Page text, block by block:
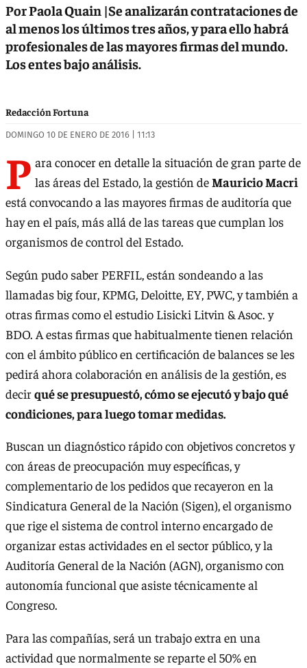
Por Paola Quain |Se analizarán contrataciones de
al menos los últimos tres años, y para ello habrá
profesionales de las mayores firmas del mundo.
Los entes bajo análisis.
Redacción Fortuna
DOMINGO 10 DE ENERO DE 2016 | 11:13
P ara conocer en detalle la situación de gran parte de
las áreas del Estado, la gestión deMauricio Macri
está convocando a las mayores firmas de auditoría que
hay en el país, más allá de las tareas que cumplan los
organismos de control del Estado.
Según pudo saber PERFIL, están sondeando a las
llamadas big four, KPMG, Deloitte, EY, PWC, y también a
otras firmas como el estudio Lisicki Litvin & Asoc. y
BDO. A estas firmas que habitualmente tienen relación
con el ámbito público en certificación de balances se les
pedirá ahora colaboración en análisis de la gestión, es
decirqué se presupuestó, cómo se ejecutó y bajo qué
condiciones, para luego tomar medidas.
Buscan un diagnóstico rápido con objetivos concretos y
con áreas de preocupación muy específicas, y
complementario de los pedidos que recayeron en la
Sindicatura General de la Nación (Sigen), el organismo
que rige el sistema de control interno encargado de
organizar estas actividades en el sector público, y la
Auditoría General de la Nación (AGN), organismo con
autonomía funcional que asiste técnicamente al
Congreso.
Para las compañías, será un trabajo extra en una
actividad que normalmente se reparte el 50% en